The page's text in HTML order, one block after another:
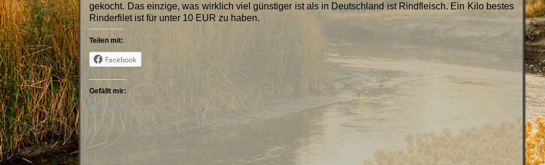
gekocht. Das einzige, was wirklich viel günstiger ist als in Deutschland ist Rindfleisch. Ein Kilo bestes
Rinderfilet ist für unter 10 EUR zu haben.
Teilen mit:
Facebook
Gefällt mir:
Wird geladen...